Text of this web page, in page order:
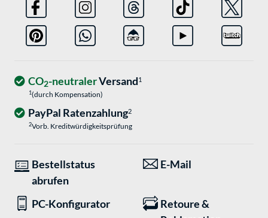
CO2-neutralerVersand1
1(durch Kompensation)
PayPal Ratenzahlung2
2Vorb. Kreditwürdigkeitsprüfung
Bestellstatus
abrufen
E-Mail
PC-Konfigurator
Retoure &